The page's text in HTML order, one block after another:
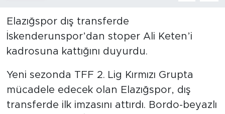
Elazığspor dış transferde
İskenderunspor’dan stoper Ali Keten’i
kadrosuna kattığını duyurdu.
Yeni sezonda TFF 2. Lig Kırmızı Grupta
mücadele edecek olan Elazığspor, dış
transferde ilk imzasını attırdı. Bordo-beyazlı
Hava Durumu
Bingöl Kaza Haberleri